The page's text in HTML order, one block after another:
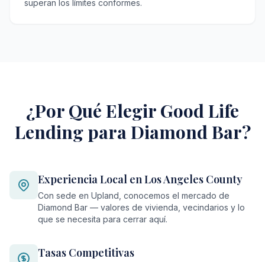
superan los límites conformes.
¿Por Qué Elegir Good Life
Lending para Diamond Bar?
Experiencia Local en Los Angeles County
Con sede en Upland, conocemos el mercado de
Diamond Bar — valores de vivienda, vecindarios y lo
que se necesita para cerrar aquí.
Tasas Competitivas